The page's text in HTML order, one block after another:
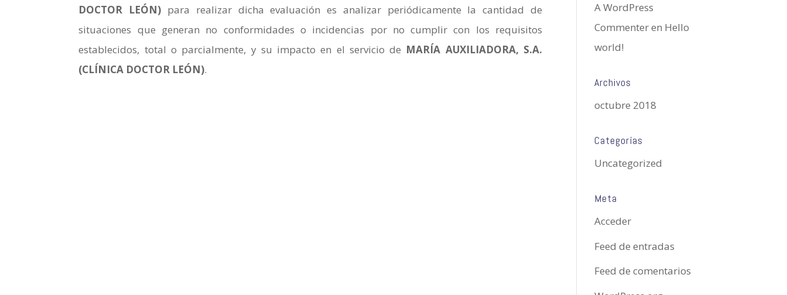
DOCTOR LEÓN) para realizar dicha evaluación es analizar periódicamente la cantidad de
situaciones que generan no conformidades o incidencias por no cumplir con los requisitos
establecidos, total o parcialmente, y su impacto en el servicio de MARÍA AUXILIADORA, S.A.
(CLÍNICA DOCTOR LEÓN).
A WordPress
Commenteren Hello
world!
Archivos
octubre 2018
Categorías
Uncategorized
Meta
Acceder
Feed de entradas
Feed de comentarios